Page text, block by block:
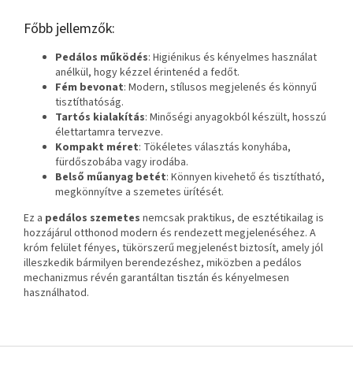
Főbb jellemzők:
Pedálos működés: Higiénikus és kényelmes használat
anélkül, hogy kézzel érintenéd a fedőt.
Fém bevonat: Modern, stílusos megjelenés és könnyű
tisztíthatóság.
Tartós kialakítás: Minőségi anyagokból készült, hosszú
élettartamra tervezve.
Kompakt méret: Tökéletes választás konyhába,
fürdőszobába vagy irodába.
Belső műanyag betét: Könnyen kivehető és tisztítható,
megkönnyítve a szemetes ürítését.
Ez a pedálos szemetes nemcsak praktikus, de esztétikailag is
hozzájárul otthonod modern és rendezett megjelenéséhez. A
króm felület fényes, tükörszerű megjelenést biztosít, amely jól
illeszkedik bármilyen berendezéshez, miközben a pedálos
mechanizmus révén garantáltan tisztán és kényelmesen
használhatod.
L